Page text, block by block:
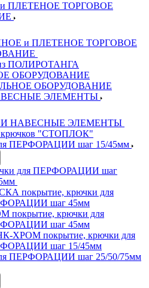
ПЛЕТЕНОЕ ТОРГОВОЕ
и ПЛЕТЕНОЕ ТОРГОВОЕ
ПОЛИРОТАНГА
ОБОРУДОВАНИЕ
ОБОРУДОВАНИЕ
ЭЛЕМЕНТЫ
НАВЕСНЫЕ ЭЛЕМЕНТЫ
крючков "СТОПЛОК"
ПЕРФОРАЦИИ шаг 15/45мм
для ПЕРФОРАЦИИ шаг
покрытие, крючки для
шаг 45мм
покрытие, крючки для
шаг 45мм
ХРОМ покрытие, крючки для
шаг 15/45мм
ПЕРФОРАЦИИ шаг 25/50/75мм